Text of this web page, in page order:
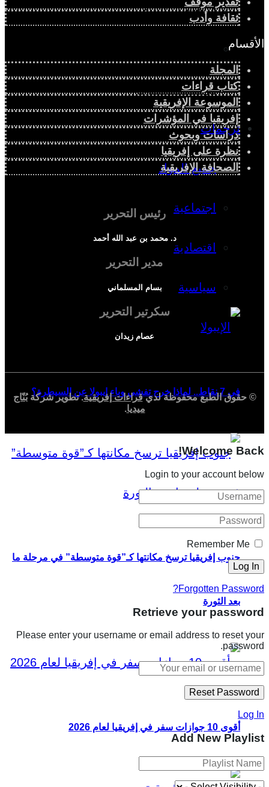
دراسة سياسية
دراسة اقتصادية
ترجمات
جميع المواد
اجتماعية
اقتصادية
سياسية
في 7 نقاط.. لماذا خرج تفشي وباء إيبولا عن السيطرة؟
جنوب إفريقيا ترسخ مكانتها كـ”قوة متوسطة” في مرحلة ما
بعد الثورة
أقوى 10 جوازات سفر في إفريقيا لعام 2026
ثقافة وأدب
الأقسام
المجلة
كتاب قراءات
الموسوعة الإفريقية
إفريقيا في المؤشرات
دراسات وبحوث
نظرة على إفريقيا
الصحافة الإفريقية
رئيس التحرير
د. محمد بن عبد الله أحمد
مدير التحرير
بسام المسلماني
سكرتير التحرير
عصام زيدان
© حقوق الطبع محفوظة لديقراءات إفريقية. تطوير شركةبُنّاج
ميديا.
Welcome Back!
Login to your account below
Remember Me
Forgotten Password?
Retrieve your password
Please enter your username or email address to reset your
password.
Log In
Add New Playlist